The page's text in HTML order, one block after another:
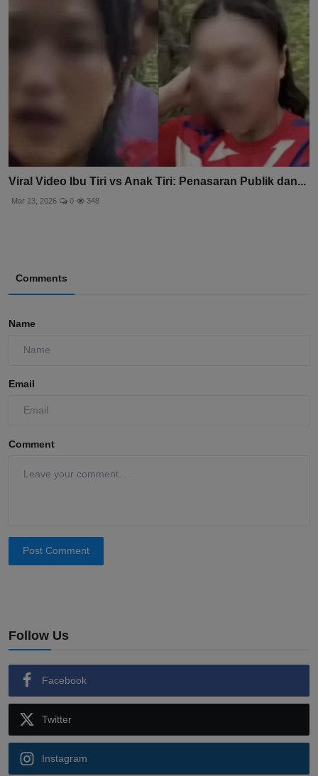
Viral Video Ibu Tiri vs Anak Tiri: Penasaran Publik dan...
Mar 23, 2026 0 348
Comments
Name
Email
Comment
Post Comment
Follow Us
Facebook
Twitter
Instagram